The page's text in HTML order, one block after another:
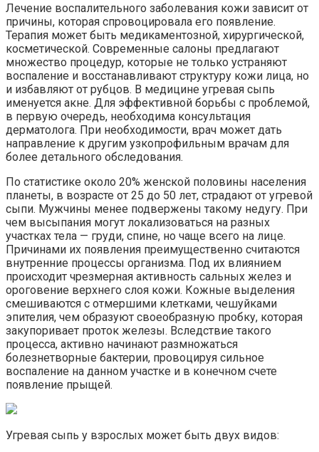
Лечение воспалительного заболевания кожи зависит от
причины, которая спровоцировала его появление.
Терапия может быть медикаментозной, хирургической,
косметической. Современные салоны предлагают
множество процедур, которые не только устраняют
воспаление и восстанавливают структуру кожи лица, но
и избавляют от рубцов. В медицине угревая сыпь
именуется акне. Для эффективной борьбы с проблемой,
в первую очередь, необходима консультация
дерматолога. При необходимости, врач может дать
направление к другим узкопрофильным врачам для
более детального обследования.
По статистике около 20% женской половины населения
планеты, в возрасте от 25 до 50 лет, страдают от угревой
сыпи. Мужчины менее подвержены такому недугу. При
чем высыпания могут локализоваться на разных
участках тела — груди, спине, но чаще всего на лице.
Причинами их появления преимущественно считаются
внутренние процессы организма. Под их влиянием
происходит чрезмерная активность сальных желез и
ороговение верхнего слоя кожи. Кожные выделения
смешиваются с отмершими клетками, чешуйками
эпителия, чем образуют своеобразную пробку, которая
закупоривает проток железы. Вследствие такого
процесса, активно начинают размножаться
болезнетворные бактерии, провоцируя сильное
воспаление на данном участке и в конечном счете
появление прыщей.
Угревая сыпь у взрослых может быть двух видов: